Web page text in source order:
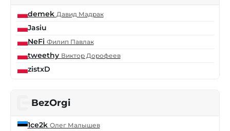
demek Давид Мадрак
Jasiu
NeFi Филип Павлак
tweethy Виктор Дорофеев
zistxD
BezOrgi
1ce2k Олег Малышев